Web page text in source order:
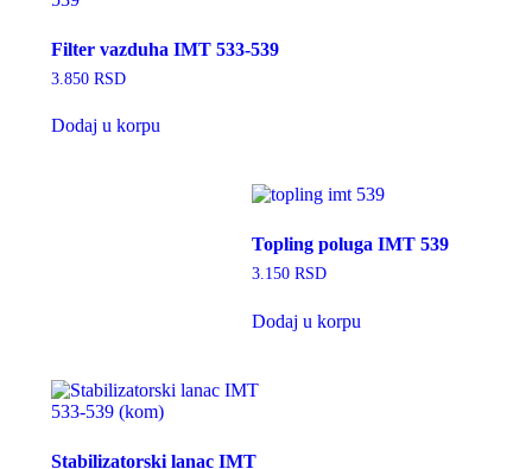
Filter vazduha IMT 533-539
3.850 RSD
Dodaj u korpu
Topling poluga IMT 539
3.150RSD
Dodaj u korpu
Stabilizatorski lanac IMT